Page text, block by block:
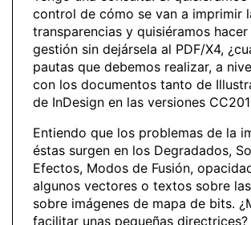
control de cómo se van a imprimir
transparencias y quisiéramos
gestión sin dejársela al PDF/X4,
pautas que debemos realizar, a
con los documentos tanto de
de InDesign en las versiones
Entiendo que los problemas de la
éstas surgen en los Degradados,
Efectos, Modos de Fusión,
algunos vectores o textos sobre
sobre imágenes de mapa de bits.
facilitar unas pequeñas directrices?